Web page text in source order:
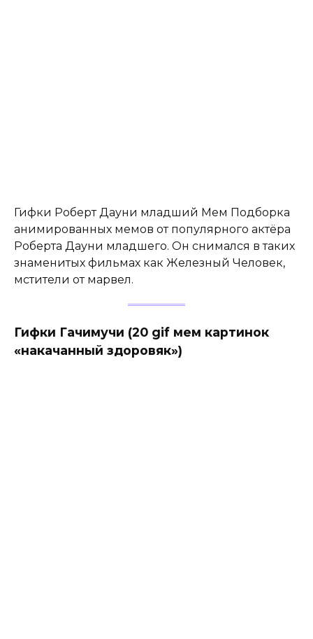
Гифки Роберт Дауни младший Мем Подборка
анимированных мемов от популярного актёра
Роберта Дауни младшего. Он снимался в таких
знаменитых фильмах как Железный Человек,
мстители от марвел.
Гифки Гачимучи (20 gif мем картинок
«накачанный здоровяк»)